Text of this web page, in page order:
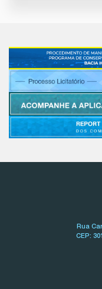
Rua
CEP: